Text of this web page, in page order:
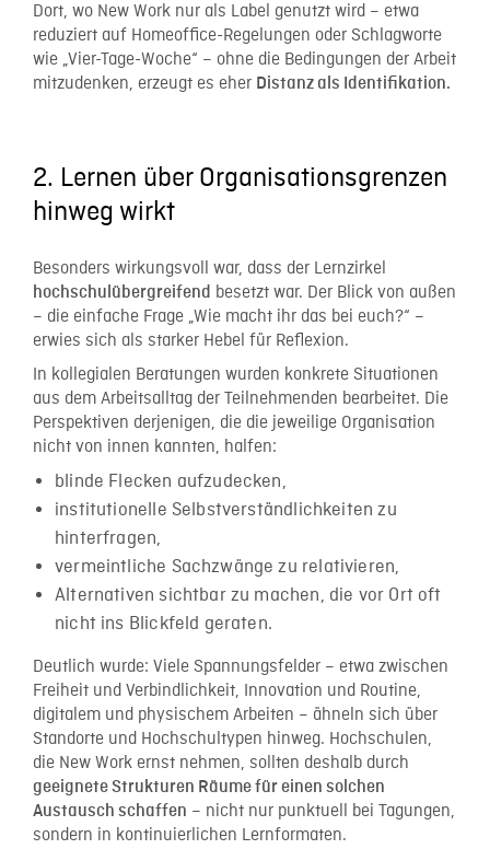
Dort, wo New Work nur als Label genutzt wird – etwa
reduziert auf Homeoffice-Regelungen oder Schlagworte
wie „Vier-Tage-Woche“ – ohne die Bedingungen der Arbeit
mitzudenken, erzeugt es eher Distanz als Identifikation.
2. Lernen über Organisationsgrenzen
hinweg wirkt
Besonders wirkungsvoll war, dass der Lernzirkel
hochschulübergreifend besetzt war. Der Blick von außen
– die einfache Frage „Wie macht ihr das bei euch?“ –
erwies sich als starker Hebel für Reflexion.
In kollegialen Beratungen wurden konkrete Situationen
aus dem Arbeitsalltag der Teilnehmenden bearbeitet. Die
Perspektiven derjenigen, die die jeweilige Organisation
nicht von innen kannten, halfen:
blinde Flecken aufzudecken,
institutionelle Selbstverständlichkeiten zu
hinterfragen,
vermeintliche Sachzwänge zu relativieren,
Alternativen sichtbar zu machen, die vor Ort oft
nicht ins Blickfeld geraten.
Deutlich wurde: Viele Spannungsfelder – etwa zwischen
Freiheit und Verbindlichkeit, Innovation und Routine,
digitalem und physischem Arbeiten – ähneln sich über
Standorte und Hochschultypen hinweg. Hochschulen,
die New Work ernst nehmen, sollten deshalb durch
geeignete Strukturen Räume für einen solchen
Austausch schaffen – nicht nur punktuell bei Tagungen,
sondern in kontinuierlichen Lernformaten.